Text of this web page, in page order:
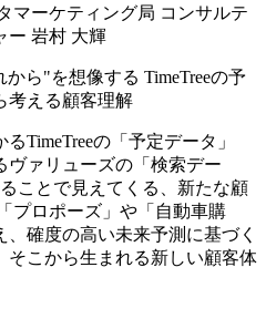
マーケティング局 コンサルテ
ー 岩村 大輝
から"を想像する TimeTreeの予
考える顧客理解
TimeTreeの「予定データ」
ヴァリューズの「検索デー
ことで見えてくる、新たな顧
プロポーズ」や「自動車購
確度の高い未来予測に基づく
そこから生まれる新しい顧客体